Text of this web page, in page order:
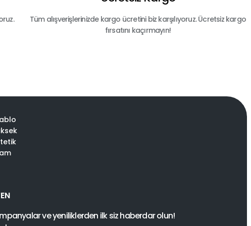
Tüm alışverişlerinizde kargo ücretini biz karşılıyoruz. Ücretsiz kargo
fırsatını kaçırmayın!
ve yeniliklerden ilk siz haberdar olun!